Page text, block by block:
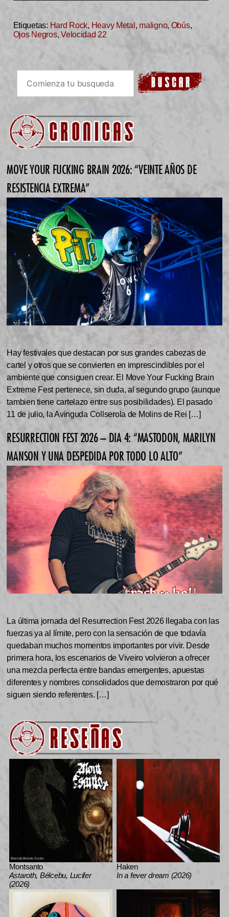
Etiquetas: Hard Rock, Heavy Metal , maligno, Obús,
Ojos Negros,Velocidad 22
MOVE YOUR FUCKING BRAIN 2026: “VEINTE AÑOS DE
RESISTENCIA EXTREMA”
Hay festivales que destacan por sus grandes cabezas de
cartel y otros que se convierten en imprescindibles por el
ambiente que consiguen crear. El Move Your Fucking Brain
Extreme Fest pertenece, sin duda, al segundo grupo (aunque
tambien tiene cartelazo entre sus posibilidades). El pasado
11 de julio, la Avinguda Collserola de Molins de Rei […]
RESURRECTION FEST 2026 – DIA 4: “MASTODON, MARILYN
MANSON Y UNA DESPEDIDA POR TODO LO ALTO”
La última jornada del Resurrection Fest 2026 llegaba con las
fuerzas ya al límite, pero con la sensación de que todavía
quedaban muchos momentos importantes por vivir. Desde
primera hora, los escenarios de Viveiro volvieron a ofrecer
una mezcla perfecta entre bandas emergentes, apuestas
diferentes y nombres consolidados que demostraron por qué
siguen siendo referentes. […]
Montsanto
Astaroth, Bélcebu, Lucifer
(2026)
Haken
In a fever dream (2026)